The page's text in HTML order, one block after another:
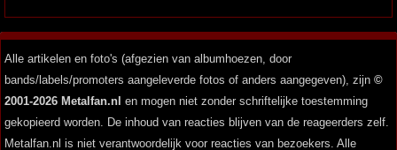
Alle artikelen en foto's (afgezien van albumhoezen, door
bands/labels/promoters aangeleverde fotos of anders aangegeven), zijn ©
2001-2026 Metalfan.nl en mogen niet zonder schriftelijke toestemming
gekopieerd worden. De inhoud van reacties blijven van de reageerders zelf.
Metalfan.nl is niet verantwoordelijk voor reacties van bezoekers. Alle